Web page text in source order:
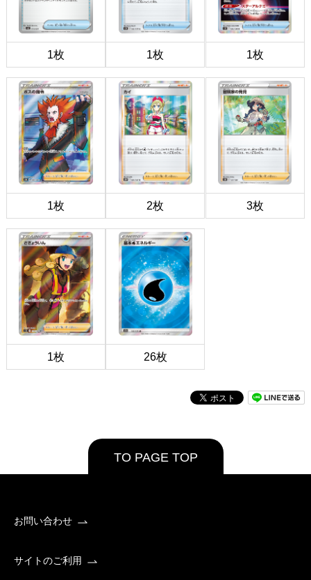
1枚 1枚 1枚
1枚 2枚 3枚
1枚 26枚
TO PAGE TOP
お問い合わせ
サイトのご利用